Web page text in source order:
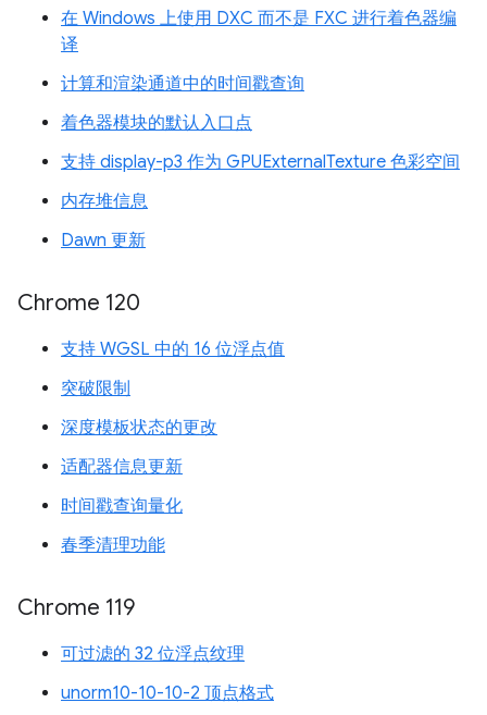
在 Windows 上使用 DXC 而不是 FXC 进行着色器编
译
计算和渲染通道中的时间戳查询
着色器模块的默认入口点
支持 display-p3 作为 GPUExternalTexture 色彩空间
内存堆信息
Dawn 更新
Chrome 120
支持 WGSL 中的 16 位浮点值
突破限制
深度模板状态的更改
适配器信息更新
时间戳查询量化
春季清理功能
Chrome 119
可过滤的 32 位浮点纹理
unorm10-10-10-2 顶点格式